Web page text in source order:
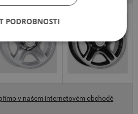
v našem internetovém obchodě
PODROBNOSTI